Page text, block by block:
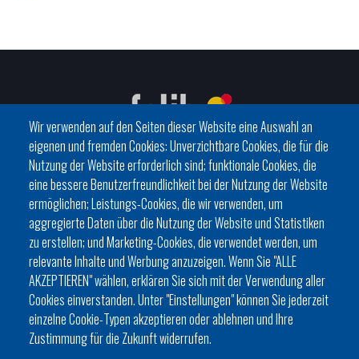
Wir verwenden auf den Seiten dieser Website eine Auswahl an
eigenen und fremden Cookies: Unverzichtbare Cookies, die für die
Nutzung der Website erforderlich sind; funktionale Cookies, die
eine bessere Benutzerfreundlichkeit bei der Nutzung der Website
ermöglichen; Leistungs-Cookies, die wir verwenden, um
aggregierte Daten über die Nutzung der Website und Statistiken
zu erstellen; und Marketing-Cookies, die verwendet werden, um
relevante Inhalte und Werbung anzuzeigen. Wenn Sie "ALLE
AKZEPTIEREN" wählen, erklären Sie sich mit der Verwendung aller
Cookies einverstanden. Unter "Einstellungen" können Sie jederzeit
einzelne Cookie-Typen akzeptieren oder ablehnen und Ihre
Zustimmung für die Zukunft widerrufen.
HISTÒRIA ORGANITZACIÓ
C/ del General Riera, 111 07010 Palma
Phone 971 760911 - Fax 971 763102